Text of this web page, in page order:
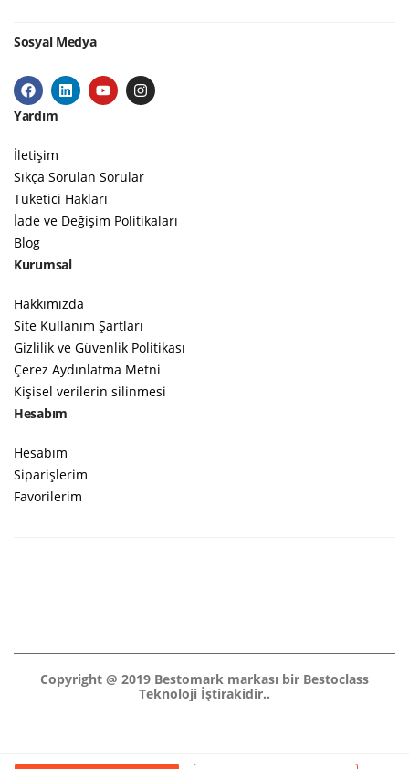
Sosyal Medya
Yardım
İletişim
Sıkça Sorulan Sorular
Tüketici Hakları
İade ve Değişim Politikaları
Blog
Kurumsal
Hakkımızda
Site Kullanım Şartları
Gizlilik ve Güvenlik Politikası
Çerez Aydınlatma Metni
Kişisel verilerin silinmesi
Hesabım
Hesabım
Siparişlerim
Favorilerim
Copyright @ 2019 Bestomark markası bir Bestoclass
Teknoloji İştirakidir..